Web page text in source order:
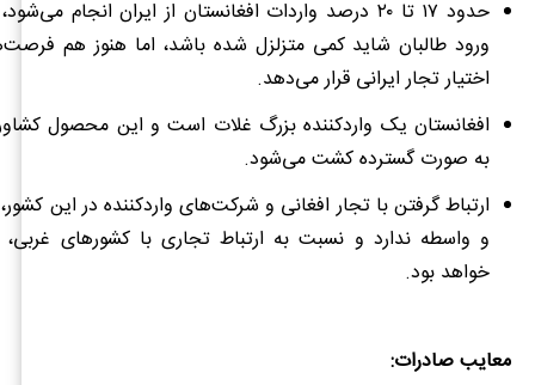
حدود ۱۷ تا ۲۰ درصد واردات افغانستان از ایران انجام
ورود طالبان شاید کمی متزلزل شده باشد، اما هنوز هم
اختیار تجار ایرانی قرار می‌دهد.
افغانستان یک واردکننده بزرگ غلات است و این محصول
به صورت گسترده کشت می‌شود.
ارتباط گرفتن با تجار افغانی و شرکت‌های واردکننده در این
و واسطه ندارد و نسبت به ارتباط تجاری با کشورهای
خواهد بود.
معایب صادرات: